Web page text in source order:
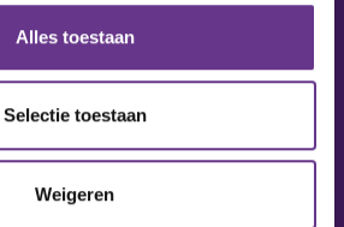
Alles toestaan
Selectie toestaan
Weigeren
je iets delen?